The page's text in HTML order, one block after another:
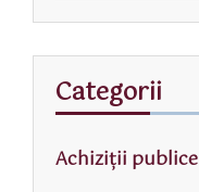
Categorii
Achiziții publice